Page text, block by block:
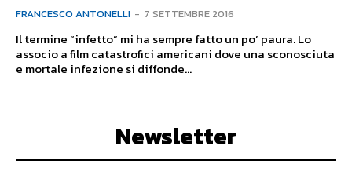
FRANCESCO ANTONELLI - 7 SETTEMBRE 2016
Il termine “infetto” mi ha sempre fatto un po’ paura. Lo
associo a film catastrofici americani dove una sconosciuta
e mortale infezione si diffonde...
Newsletter